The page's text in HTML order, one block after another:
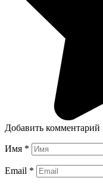
Добавить комментарий
Имя *
Email *